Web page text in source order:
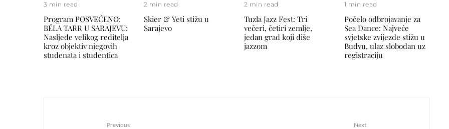
3 min read
Program POSVEĆENO:
BÉLA TARR U SARAJEVU:
Nasljeđe velikog reditelja
kroz objektiv njegovih
studenata i studentica
2 min read
Skier & Yeti stižu u
Sarajevo
2 min read
Tuzla Jazz Fest: Tri
večeri, četiri zemlje,
jedan grad koji diše
jazzom
1 min read
Počelo odbrojavanje za
Sea Dance: Najveće
svjetske zvijezde stižu u
Budvu, ulaz slobodan uz
registraciju
Previous Next